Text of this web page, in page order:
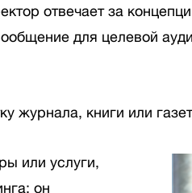
отвечает за
для целевой
журнала, книги или
или услуги,
он